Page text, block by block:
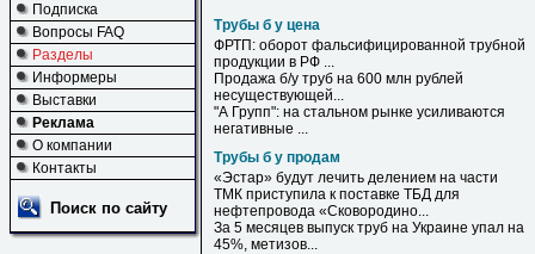
Подписка
Вопросы FAQ
Разделы
Информеры
Выставки
Реклама
О компании
Контакты
Поиск по сайту
Трубы б у цена
ФРТП: оборот фальсифицированной трубной
продукции в РФ ...
Продажа б/у труб на 600 млн рублей
несуществующей...
"А Групп": на стальном рынке усиливаются
негативные ...
Трубы б у продам
«Эстар» будут лечить делением на части
ТМК приступила к поставке ТБД для
нефтепровода «Сковородино...
За 5 месяцев выпуск труб на Украине упал на
45%, метизов...